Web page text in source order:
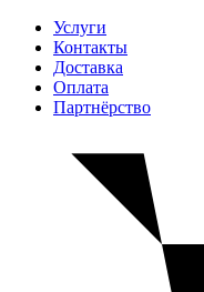
Услуги
Контакты
Доставка
Оплата
Партнёрство